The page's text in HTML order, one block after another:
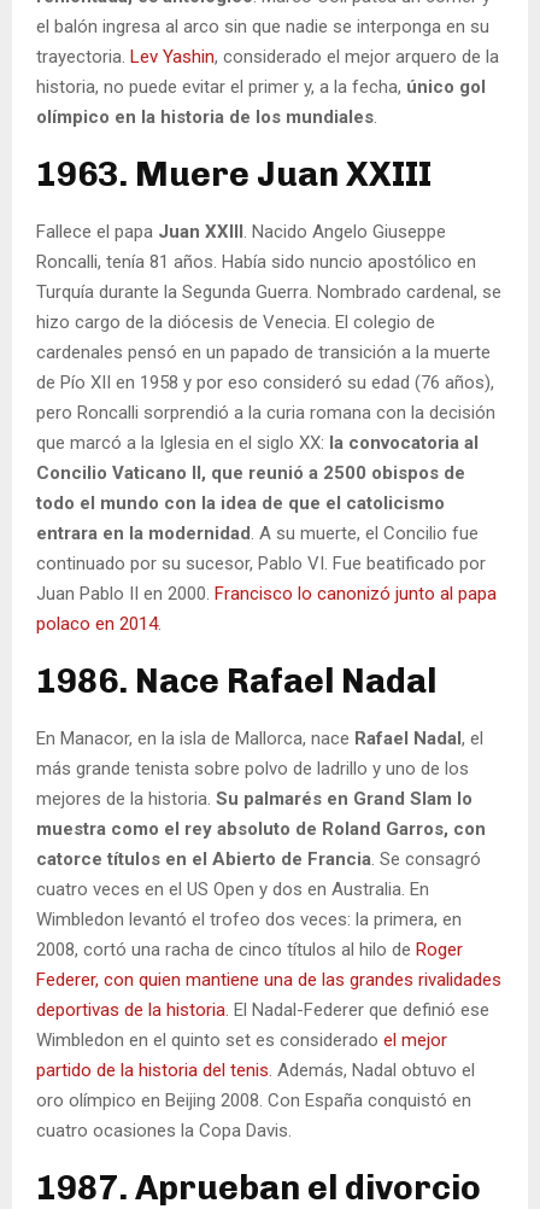
el balón ingresa al arco sin que nadie se interponga en su
trayectoria. Lev Yashin, considerado el mejor arquero de la
historia, no puede evitar el primer y, a la fecha, único gol
olímpico en la historia de los mundiales.
1963. Muere Juan XXIII
Fallece el papa Juan XXIII. Nacido Angelo Giuseppe
Roncalli, tenía 81 años. Había sido nuncio apostólico en
Turquía durante la Segunda Guerra. Nombrado cardenal, se
hizo cargo de la diócesis de Venecia. El colegio de
cardenales pensó en un papado de transición a la muerte
de Pío XII en 1958 y por eso consideró su edad (76 años),
pero Roncalli sorprendió a la curia romana con la decisión
que marcó a la Iglesia en el siglo XX: la convocatoria al
Concilio Vaticano II, que reunió a 2500 obispos de
todo el mundo con la idea de que el catolicismo
entrara en la modernidad. A su muerte, el Concilio fue
continuado por su sucesor, Pablo VI. Fue beatificado por
Juan Pablo II en 2000. Francisco lo canonizó junto al papa
polaco en 2014.
1986. Nace Rafael Nadal
En Manacor, en la isla de Mallorca, nace Rafael Nadal, el
más grande tenista sobre polvo de ladrillo y uno de los
mejores de la historia. Su palmarés en Grand Slam lo
muestra como el rey absoluto de Roland Garros, con
catorce títulos en el Abierto de Francia. Se consagró
cuatro veces en el US Open y dos en Australia. En
Wimbledon levantó el trofeo dos veces: la primera, en
2008, cortó una racha de cinco títulos al hilo de Roger
Federer, con quien mantiene una de las grandes rivalidades
deportivas de la historia. El Nadal-Federer que definió ese
Wimbledon en el quinto set es considerado el mejor
partido de la historia del tenis. Además, Nadal obtuvo el
oro olímpico en Beijing 2008. Con España conquistó en
cuatro ocasiones la Copa Davis.
1987. Aprueban el divorcio